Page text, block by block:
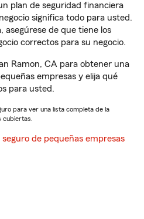
plan de seguridad financiera
significa todo para usted.
asegúrese de que tiene los
correctos para su negocio.
Ramon, CA para obtener una
empresas y elija qué
para usted.
para ver una lista completa de la
seguro de pequeñas empresas